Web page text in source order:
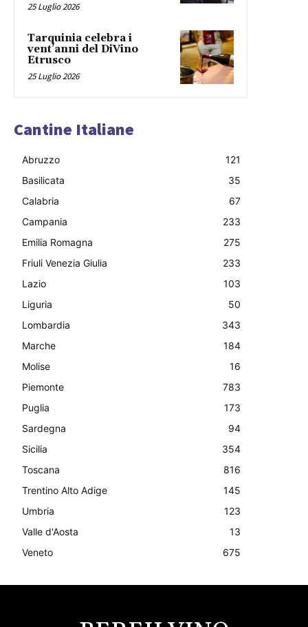
25 Luglio 2026
Tarquinia celebra i
vent’anni del DiVino
Etrusco
25 Luglio 2026
Cantine Italiane
Abruzzo
121
Basilicata
35
Calabria
67
Campania
233
Emilia Romagna
275
Friuli Venezia Giulia
233
Lazio
103
Liguria
50
Lombardia
343
Marche
184
Molise
16
Piemonte
783
Puglia
173
Sardegna
94
Sicilia
354
Toscana
816
Trentino Alto Adige
145
Umbria
123
Valle d'Aosta
13
Veneto
675